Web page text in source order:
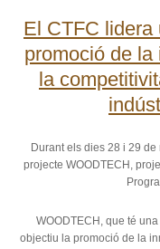
El CTFC lidera
promoció de
la
Durant els dies 28 i 29 de
projecte WOODTECH,
WOODTECH, que té
objectiu la promoció de la